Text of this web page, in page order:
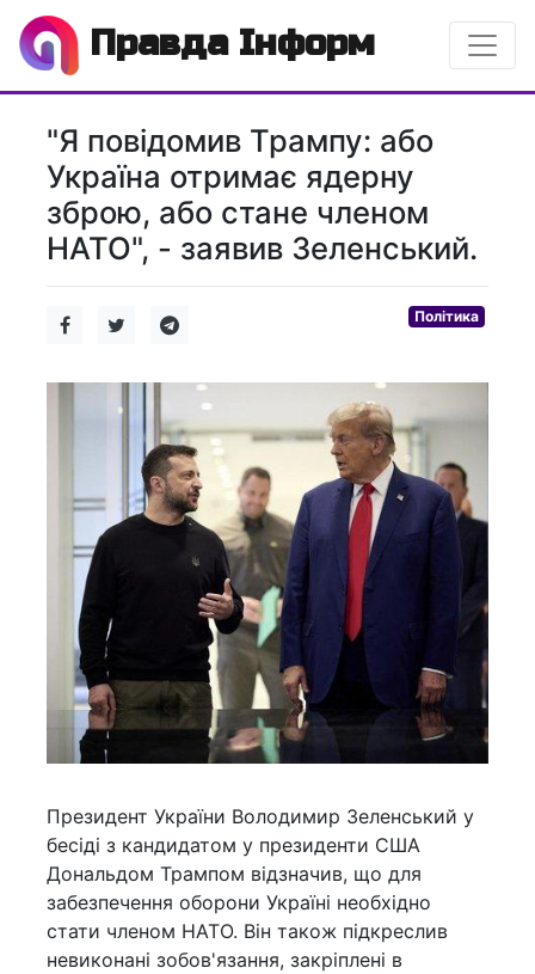
Правда Інформ
"Я повідомив Трампу: або
Україна отримає ядерну
зброю, або стане членом
НАТО", - заявив Зеленський.
Політика
Президент України Володимир Зеленський у
бесіді з кандидатом у президенти США
Дональдом Трампом відзначив, що для
забезпечення оборони Україні необхідно
стати членом НАТО. Він також підкреслив
невиконані зобов'язання, закріплені в